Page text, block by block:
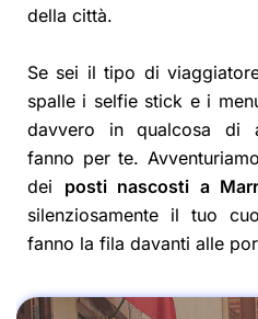
della città.
Se sei il tipo di
spalle i selfie stick e i
davvero in qualcosa di
fanno per te.
dei posti nascosti a
silenziosamente il tuo
fanno la fila davanti alle